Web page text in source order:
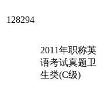
128294
2011年职称英
语考试真题卫
生类(C级)